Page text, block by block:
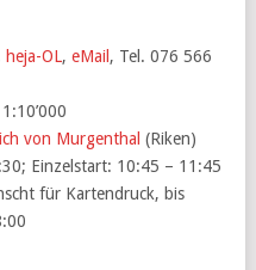
heja-OL,eMail , Tel. 076 566
von Murgenthal (Riken)
Einzelstart: 10:45 – 11:45
für Kartendruck, bis